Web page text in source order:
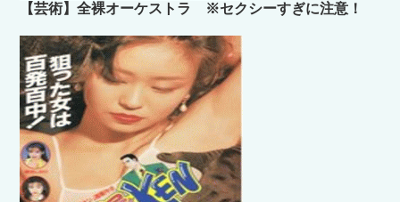
【芸術】全裸オーケストラ ※セクシーすぎに注意！